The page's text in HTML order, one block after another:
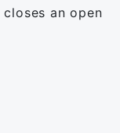
an open